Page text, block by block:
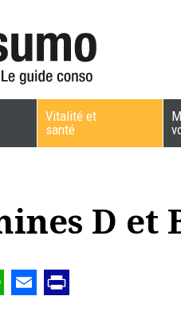
Vitalité et
santé
D et